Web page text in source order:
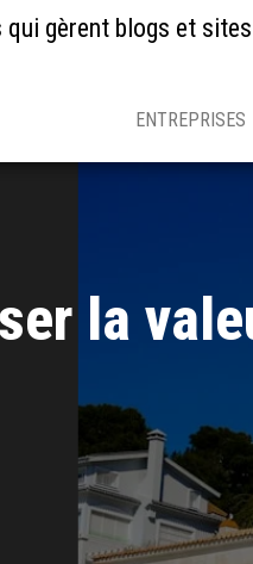
gèrent blogs et sites
ENTREPRISES
la